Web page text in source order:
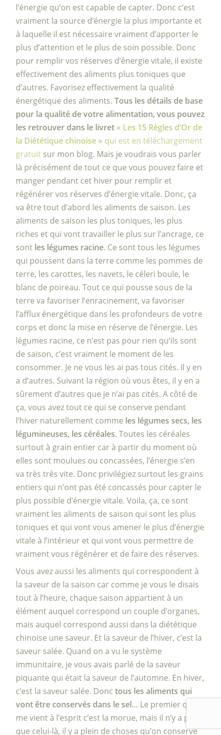
l’énergie qu’on est capable de capter. Donc c’est
vraiment la source d’énergie la plus importante et
à laquelle il est nécessaire vraiment d’apporter le
plus d’attention et le plus de soin possible. Donc
pour remplir vos réserves d’énergie vitale, il existe
effectivement des aliments plus toniques que
d’autres. Favorisez effectivement la qualité
énergétique des aliments.Tous les détails de base
pour la qualité de votre alimentation, vous pouvez
les retrouver dans le livret« Les 15 Règles d’Or de
la Diététique chinoise » qui est en téléchargement
gratuit sur mon blog. Mais je voudrais vous parler
là précisément de tout ce que vous pouvez faire et
manger pendant cet hiver pour remplir et
régénérer vos réserves d’énergie vitale. Donc, ça
va être tout d’abord les aliments de saison. Les
aliments de saison les plus toniques, les plus
riches et qui vont travailler le plus sur l’ancrage, ce
sont les légumes racine. Ce sont tous les légumes
qui poussent dans la terre comme les pommes de
terre, les carottes, les navets, le céleri boule, le
blanc de poireau. Tout ce qui pousse sous de la
terre va favoriser l’enracinement, va favoriser
l’afflux énergétique dans les profondeurs de votre
corps et donc la mise en réserve de l’énergie. Les
légumes racine, ce n’est pas pour rien qu’ils sont
de saison, c’est vraiment le moment de les
consommer. Je ne vous les ai pas tous cités. Il y en
a d’autres. Suivant la région où vous êtes, il y en a
sûrement d’autres que je n’ai pas cités. A côté de
ça, vous avez tout ce qui se conserve pendant
l’hiver naturellement comme les légumes secs, les
légumineuses, les céréales. Toutes les céréales
surtout à grain entier car à partir du moment où
elles sont moulues ou concassées, l’énergie s’en
va très très vite. Donc privilégiez surtout les grains
entiers qui n’ont pas été concassés pour capter le
plus possible d’énergie vitale. Voila, ça, ce sont
vraiment les aliments de saison qui sont les plus
toniques et qui vont vous amener le plus d’énergie
vitale à l’intérieur et qui vont vous permettre de
vraiment vous régénérer et de faire des réserves.
Vous avez aussi les aliments qui correspondent à
la saveur de la saison car comme je vous le disais
tout à l’heure, chaque saison appartient à un
élément auquel correspond un couple d’organes,
mais auquel correspond aussi dans la diététique
chinoise une saveur. Et la saveur de l’hiver, c’est la
saveur salée. Quand on a vu le système
immunitaire, je vous avais parlé de la saveur
piquante qui était la saveur de l’automne. En hiver,
c’est la saveur salée. Donctous les aliments qui
vont être conservés dans le sel… Le premier qui
me vient à l’esprit c’est la morue, mais il n’y a pas
que celui-là, il y a plein de choses qu’on conserve